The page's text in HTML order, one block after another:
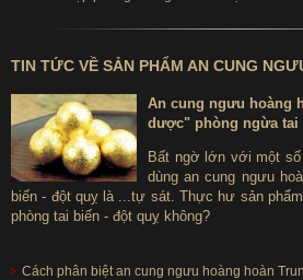
TIN TỨC VỀ SẢN PHẨM AN CUNG
An cung ngưu hoàng
dược" phòng ngừa tai
Bất ngờ lớn với một
dùng an cung ngưu
biến - đột quỵ là ...tự sát. Thực hư sản
phòng tai biến - đột quỵ không?
Cách phân biệt an cung ngưu hoàng hoàn